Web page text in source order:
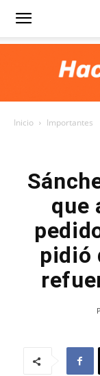
Diario
Inicio Importantes
que
pidió